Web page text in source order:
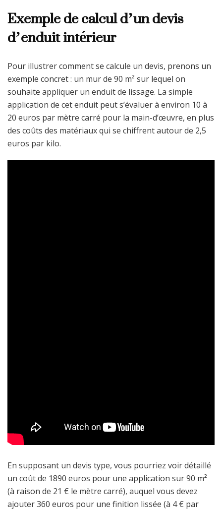
Exemple de calcul d’un devis
d’enduit intérieur
Pour illustrer comment se calcule un devis, prenons un
exemple concret : un mur de 90 m² sur lequel on
souhaite appliquer un enduit de lissage. La simple
application de cet enduit peut s’évaluer à environ 10 à
20 euros par mètre carré pour la main-d’œuvre, en plus
des coûts des matériaux qui se chiffrent autour de 2,5
euros par kilo.
En supposant un devis type, vous pourriez voir détaillé
un coût de 1890 euros pour une application sur 90 m²
(à raison de 21 € le mètre carré), auquel vous devez
ajouter 360 euros pour une finition lissée (à 4 € par